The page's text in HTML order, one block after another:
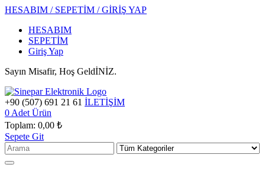
HESABIM / SEPETİM / GİRİŞ YAP
HESABIM
SEPETİM
Giriş Yap
Sayın Misafir, Hoş GeldİNİZ.
+90 (507) 691 21 61 İLETİŞİM
0 Adet Ürün
Toplam: 0,00 ₺
Sepete Git